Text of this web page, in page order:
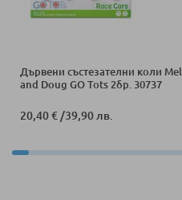
Дървени състезателни коли
and Doug GO Tots 2бр. 30737
20,40 €/39,90 лв.